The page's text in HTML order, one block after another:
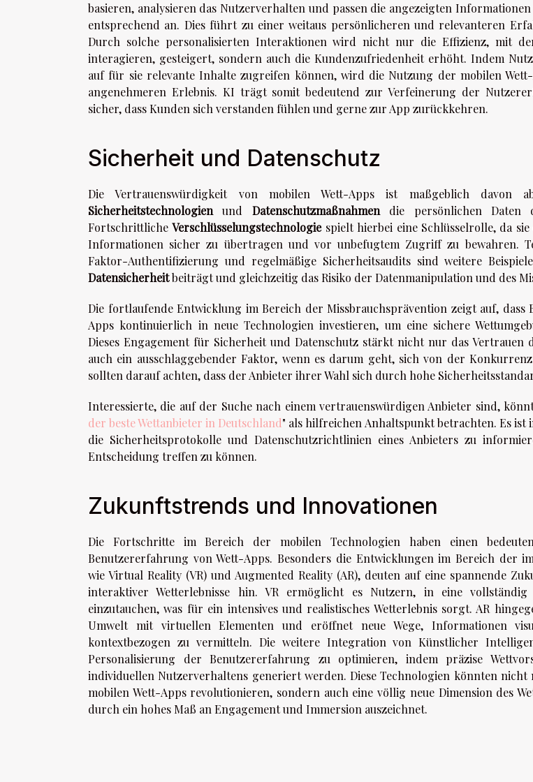
basieren, analysieren das Nutzerverhalten und passen die angezeigten
entsprechend an. Dies führt zu einer weitaus persönlicheren und relevanteren
Durch solche personalisierten Interaktionen wird nicht nur die Effizienz, mit
interagieren, gesteigert, sondern auch die Kundenzufriedenheit erhöht. Indem
auf für sie relevante Inhalte zugreifen können, wird die Nutzung der mobilen
angenehmeren Erlebnis. KI trägt somit bedeutend zur Verfeinerung der
sicher, dass Kunden sich verstanden fühlen und gerne zur App zurückkehren.
Sicherheit und Datenschutz
Die Vertrauenswürdigkeit von mobilen Wett-Apps ist maßgeblich davon
Sicherheitstechnologien und Datenschutzmaßnahmendie persönlichen Daten
FortschrittlicheVerschlüsselungstechnologiespielt hierbei eine Schlüsselrolle, da
Informationen sicher zu übertragen und vor unbefugtem Zugriff zu bewahren.
Faktor-Authentifizierung und regelmäßige Sicherheitsaudits sind weitere
Datensicherheitbeiträgt und gleichzeitig das Risiko der Datenmanipulation und des
Die fortlaufende Entwicklung im Bereich der Missbrauchsprävention zeigt auf, dass
Apps kontinuierlich in neue Technologien investieren, um eine sichere
Dieses Engagement für Sicherheit und Datenschutz stärkt nicht nur das Vertrauen
auch ein ausschlaggebender Faktor, wenn es darum geht, sich von der
sollten darauf achten, dass der Anbieter ihrer Wahl sich durch hohe
Interessierte, die auf der Suche nach einem vertrauenswürdigen Anbieter sind,
der beste Wettanbieter in Deutschland" als hilfreichen Anhaltspunkt betrachten. Es ist
die Sicherheitsprotokolle und Datenschutzrichtlinien eines Anbieters zu
Entscheidung treffen zu können.
Zukunftstrends und Innovationen
Die Fortschritte im Bereich der mobilen Technologien haben einen
Benutzererfahrung von Wett-Apps. Besonders die Entwicklungen im Bereich der
wie Virtual Reality (VR) und Augmented Reality (AR), deuten auf eine spannende
interaktiver Wetterlebnisse hin. VR ermöglicht es Nutzern, in eine vollständig
einzutauchen, was für ein intensives und realistisches Wetterlebnis sorgt. AR
Umwelt mit virtuellen Elementen und eröffnet neue Wege, Informationen
kontextbezogen zu vermitteln. Die weitere Integration von Künstlicher
Personalisierung der Benutzererfahrung zu optimieren, indem präzise
individuellen Nutzerverhaltens generiert werden. Diese Technologien könnten
mobilen Wett-Apps revolutionieren, sondern auch eine völlig neue Dimension des
durch ein hohes Maß an Engagement und Immersion auszeichnet.